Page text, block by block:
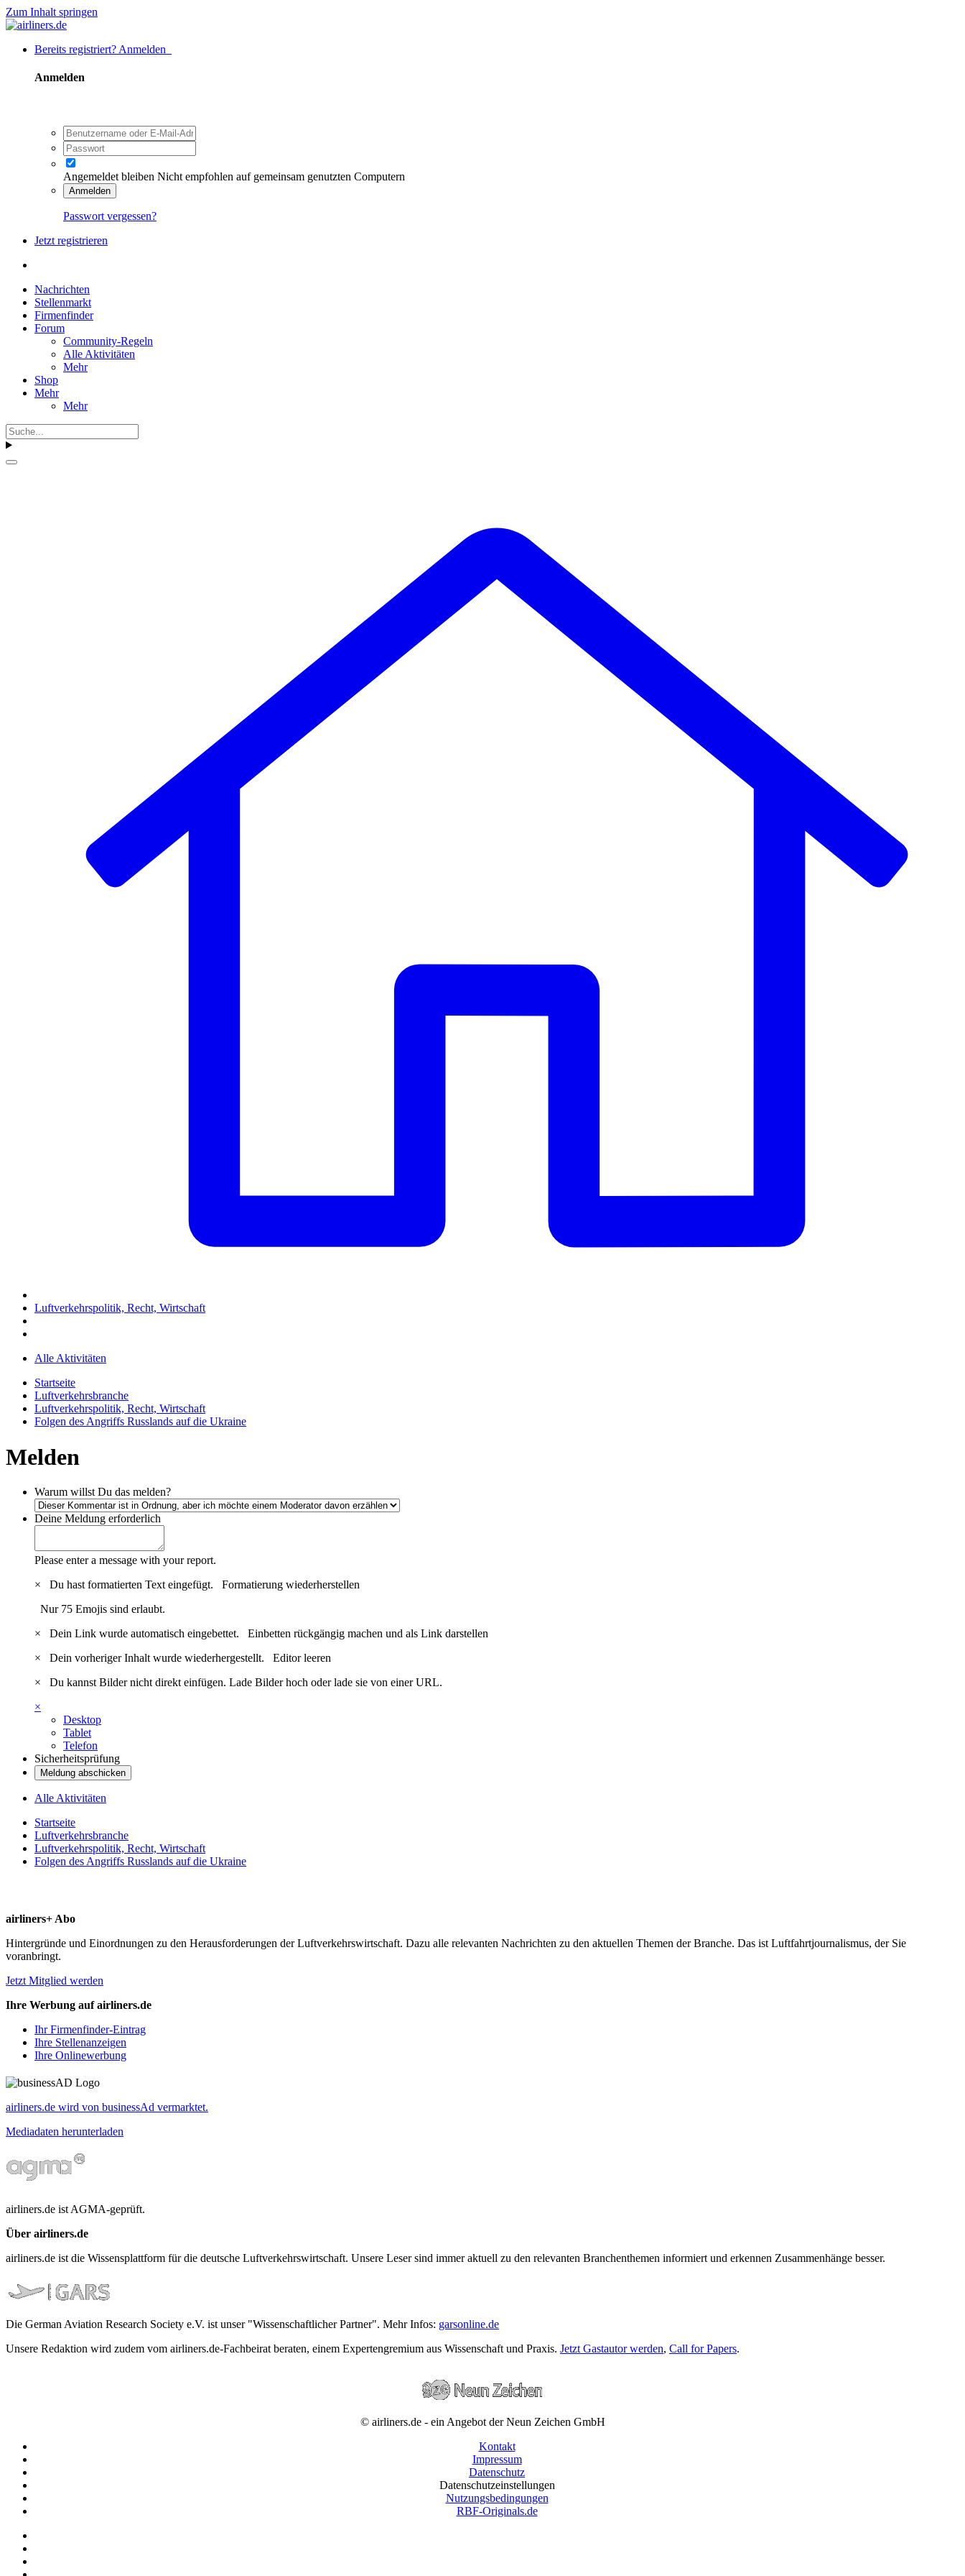
Zum Inhalt springen
Bereits registriert? Anmelden
Anmelden
Angemeldet bleiben Nicht empfohlen auf gemeinsam genutzten Computern
Anmelden
Passwort vergessen?
Jetzt registrieren
Nachrichten
Stellenmarkt
Firmenfinder
Forum
Community-Regeln
Alle Aktivitäten
Mehr
Shop
Mehr
Mehr
Luftverkehrspolitik, Recht, Wirtschaft
Alle Aktivitäten
Startseite
Luftverkehrsbranche
Luftverkehrspolitik, Recht, Wirtschaft
Folgen des Angriffs Russlands auf die Ukraine
Melden
Warum willst Du das melden?
Deine Meldung erforderlich
Please enter a message with your report.
×
Du hast formatierten Text eingefügt. Formatierung wiederherstellen
Nur 75 Emojis sind erlaubt.
×
Dein Link wurde automatisch eingebettet. Einbetten rückgängig machen und als Link darstellen
×
Dein vorheriger Inhalt wurde wiederhergestellt. Editor leeren
×
Du kannst Bilder nicht direkt einfügen. Lade Bilder hoch oder lade sie von einer URL.
×
Desktop
Tablet
Telefon
Sicherheitsprüfung
Meldung abschicken
Alle Aktivitäten
Startseite
Luftverkehrsbranche
Luftverkehrspolitik, Recht, Wirtschaft
Folgen des Angriffs Russlands auf die Ukraine
airliners+ Abo
Hintergründe und Einordnungen zu den Herausforderungen der Luftverkehrswirtschaft. Dazu alle relevanten Nachrichten zu den aktuellen Themen der Branche. Das ist Luftfahrtjournalismus, der Sie
voranbringt.
Jetzt Mitglied werden
Ihre Werbung auf airliners.de
Ihr Firmenfinder-Eintrag
Ihre Stellenanzeigen
Ihre Onlinewerbung
airliners.de wird von businessAd vermarktet.
Mediadaten herunterladen
airliners.de ist AGMA-geprüft.
Über airliners.de
airliners.de ist die Wissensplattform für die deutsche Luftverkehrswirtschaft. Unsere Leser sind immer aktuell zu den relevanten Branchenthemen informiert und erkennen Zusammenhänge besser.
Die German Aviation Research Society e.V. ist unser "Wissenschaftlicher Partner". Mehr Infos: garsonline.de
Unsere Redaktion wird zudem vom airliners.de-Fachbeirat beraten, einem Expertengremium aus Wissenschaft und Praxis. Jetzt Gastautor werden, Call for Papers.
© airliners.de - ein Angebot der Neun Zeichen GmbH
Kontakt
Impressum
Datenschutz
Datenschutzeinstellungen
Nutzungsbedingungen
RBF-Originals.de